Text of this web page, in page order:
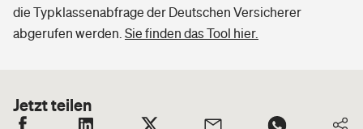
die Typklassenabfrage der Deutschen Versicherer
abgerufen werden. Sie finden das Tool hier.
Jetzt teilen